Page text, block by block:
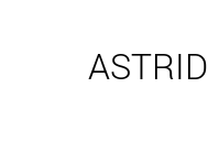
ASTRID